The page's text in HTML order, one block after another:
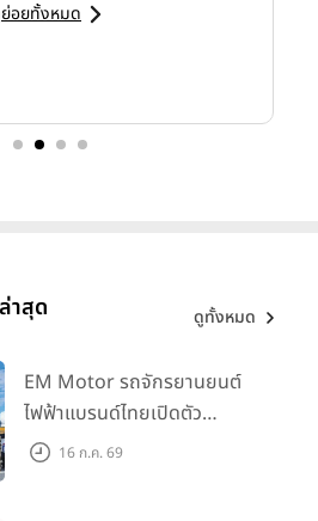
อยทั้งหมด
าสุด ดูทั้งหมด
EM Motor รถจักรยานยนต์
ไฟฟ้าแบรนด์ไทยเปิดตัว
ARENA ที่มาในราคาพิเศษ
16 ก.ค. 69